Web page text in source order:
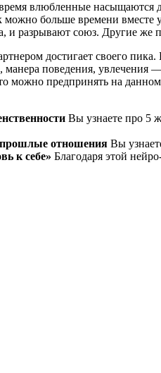
влюбленные насыщаются
можно больше времени
разрывают союз. Другие же
достигает своего
манера поведения,
можно предпринять на
Вы узнаете про 5
прошлые отношения Вы
к себе» Благодаря этой